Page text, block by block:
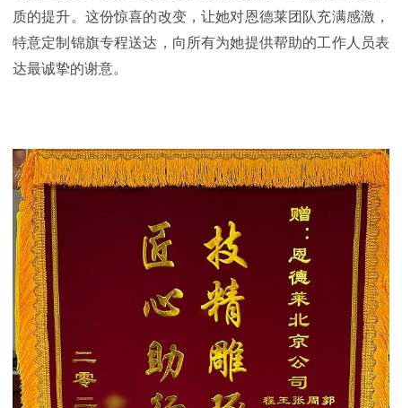
质的提升。这份惊喜的改变，让她对恩德莱团队充满感激，
特意定制锦旗专程送达，向所有为她提供帮助的工作人员表
达最诚挚的谢意。